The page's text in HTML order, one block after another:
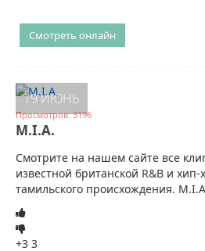
Смотреть онлайн
19 ИЮНЬ
Просмотров: 3196
M.I.A.
Смотрите на нашем сайте все
известной британской R&B и
тамильского происхождения.
+3 3